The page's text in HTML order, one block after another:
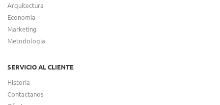
Arquitectura
Economia
Marketing
Metodologia
SERVICIO AL CLIENTE
Historia
Contactanos